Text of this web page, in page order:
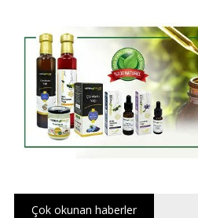
Çok okunan haberler